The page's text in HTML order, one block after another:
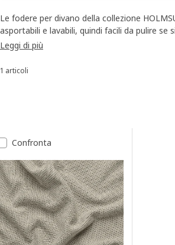
Le fodere per divano della collezione
asportabili e lavabili, quindi facili da pulire se
nostro assortimento di fodere e trova la
all’usura. Cosa aspetti, scegli le fodere per
Leggi di più
Ordina e filtra
1 articoli
Elenco dei risultati
Confronta